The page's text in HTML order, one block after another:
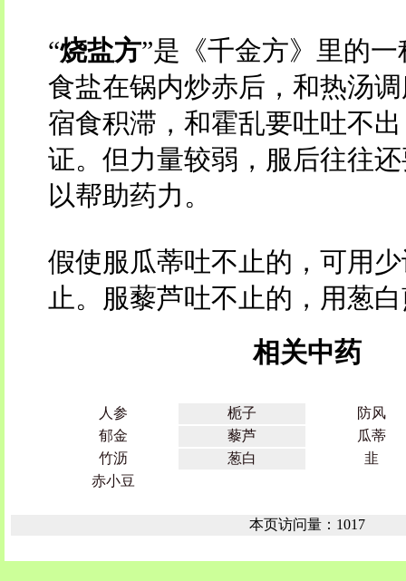
“烧盐方”是《千金方》里的
食盐在锅内炒赤后，和热汤
宿食积滞，和霍乱要吐吐不
证。但力量较弱，服后往往
以帮助药力。
假使服瓜蒂吐不止的，可用
止。服藜芦吐不止的，用葱
相关中药
人参 栀子
防风
郁金
藜芦
瓜蒂
竹沥
葱白
韭
赤小豆
本页访问量：1017